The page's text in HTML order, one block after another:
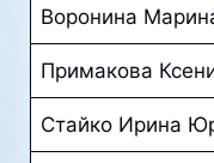
Воронина
Примакова
Стайко Ирина